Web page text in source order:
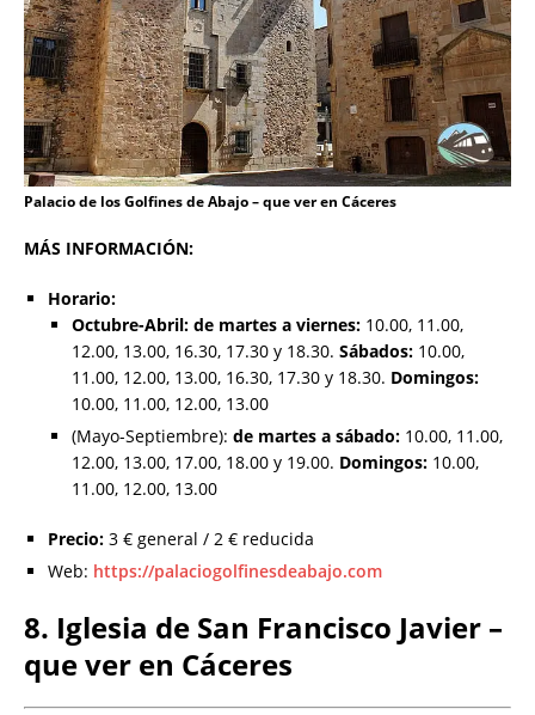
Palacio de los Golfines de Abajo – que ver en Cáceres
MÁS INFORMACIÓN:
Horario:
Octubre-Abril: de martes a viernes: 10.00, 11.00,
12.00, 13.00, 16.30, 17.30 y 18.30. Sábados: 10.00,
11.00, 12.00, 13.00, 16.30, 17.30 y 18.30. Domingos:
10.00, 11.00, 12.00, 13.00
(Mayo-Septiembre): de martes a sábado: 10.00, 11.00,
12.00, 13.00, 17.00, 18.00 y 19.00. Domingos: 10.00,
11.00, 12.00, 13.00
Precio: 3 € general / 2 € reducida
Web: https://palaciogolfinesdeabajo.com
8. Iglesia de San Francisco Javier –
que ver en Cáceres